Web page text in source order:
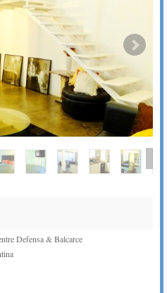
Defensa & Balcarce